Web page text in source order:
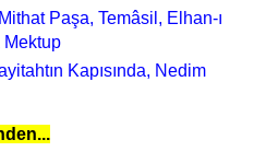
Paşa, Temâsil, Elhan-ı
Mektup
Kapısında, Nedim